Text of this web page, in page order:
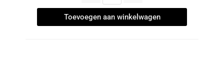
Toevoegen aan winkelwagen